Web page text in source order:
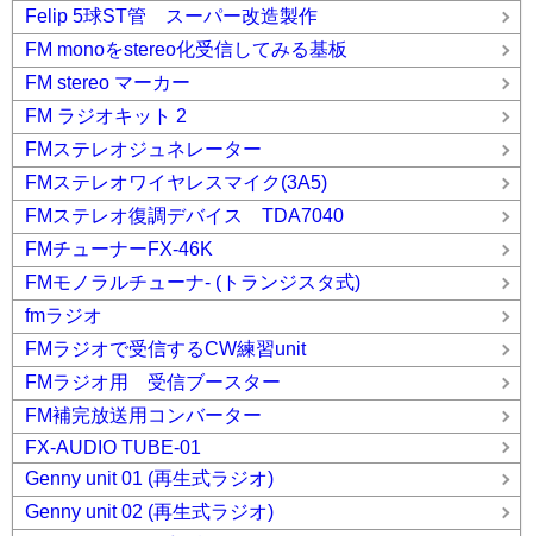
Felip 5球ST管 スーパー改造製作
FM monoをstereo化受信してみる基板
FM stereo マーカー
FM ラジオキット 2
FMステレオジュネレーター
FMステレオワイヤレスマイク(3A5)
FMステレオ復調デバイス TDA7040
FMチューナーFX-46K
FMモノラルチューナ- (トランジスタ式)
fmラジオ
FMラジオで受信するCW練習unit
FMラジオ用 受信ブースター
FM補完放送用コンバーター
FX-AUDIO TUBE-01
Genny unit 01 (再生式ラジオ)
Genny unit 02 (再生式ラジオ)